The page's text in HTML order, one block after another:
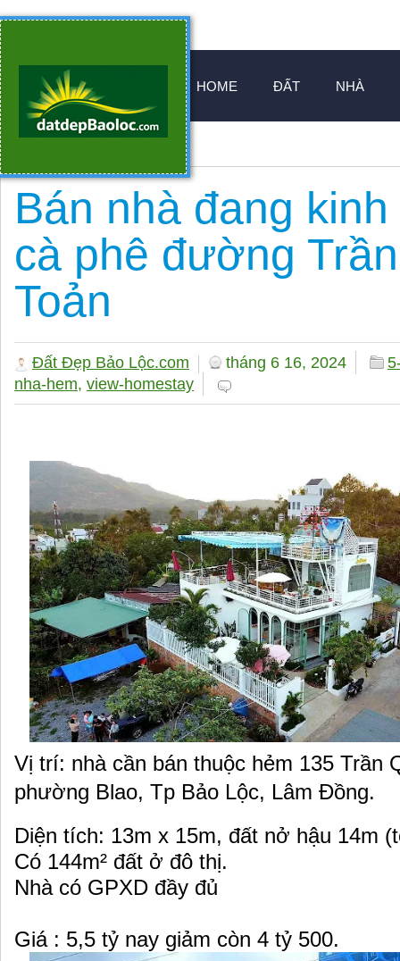
HOME ĐẤT NHÀ
Bán nhà đang
cà phê đường
Toản
Đất Đẹp Bảo Lộc.com tháng 6 16, 2024
nha-hem, view-homestay
Vị trí: nhà cần bán thuộc hẻm 135 Trần
phường Blao, Tp Bảo Lộc, Lâm Đồng.
Diện tích: 13m x 15m, đất nở hậu 14m
Có 144m² đất ở đô thị.
Nhà có GPXD đầy đủ
Giá : 5,5 tỷ nay giảm còn 4 tỷ 500.